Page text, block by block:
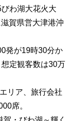
わ湖大花火大
賀県営大津港沖
発が19時30分か
定観客数は30万
リア、旅行会社
席。